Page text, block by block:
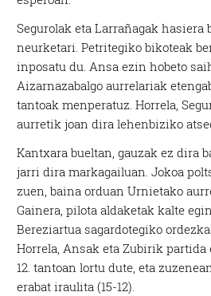
Segurolak eta Larrañagak
neurketari. Petritegiko bikoteak
inposatu du. Ansa ezin hobeto
Aizarnazabalgo aurrelariak
tantoak menperatuz. Horrela,
aurretik joan dira lehenbiziko
Kantxara bueltan, gauzak ez dira
jarri dira markagailuan. Jokoa
zuen, baina orduan Urnietako
Gainera, pilota aldaketak kalte
Bereziartua sagardotegiko
Horrela, Ansak eta Zubirik
12. tantoan lortu dute, eta
erabat iraulita (15-12).